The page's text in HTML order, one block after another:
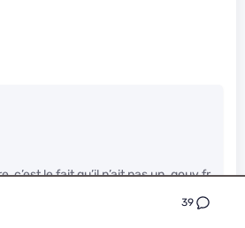
39
c’est le fait qu’il n’ait pas un .gouv.fr